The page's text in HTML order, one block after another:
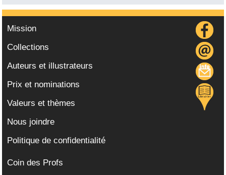
Mission
Collections
Auteurs et illustrateurs
Prix et nominations
Valeurs et thèmes
Nous joindre
Politique de confidentialité
Coin des Profs